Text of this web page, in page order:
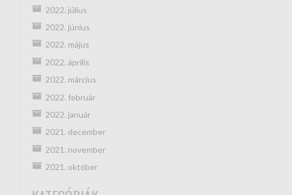
2022. július
2022. június
2022. május
2022. április
2022. március
2022. február
2022. január
2021. december
2021. november
2021. október